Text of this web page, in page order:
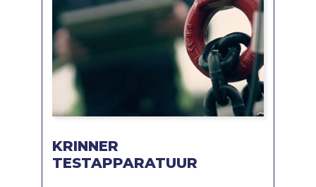
KRINNER
TESTAPPARATUUR